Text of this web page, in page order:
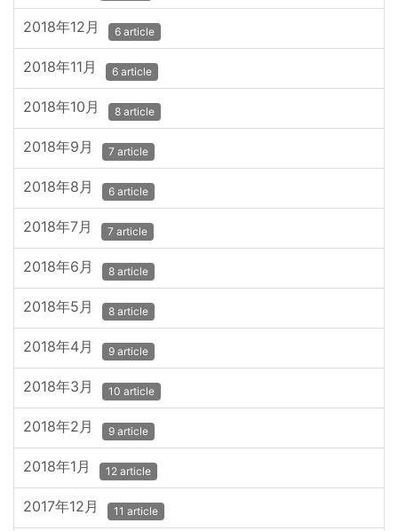
2018年12月 6 article
2018年11月 6 article
2018年10月 8 article
2018年9月 7 article
2018年8月 6 article
2018年7月 7 article
2018年6月 8 article
2018年5月 8 article
2018年4月 9 article
2018年3月 10 article
2018年2月 9 article
2018年1月 12 article
2017年12月 11 article